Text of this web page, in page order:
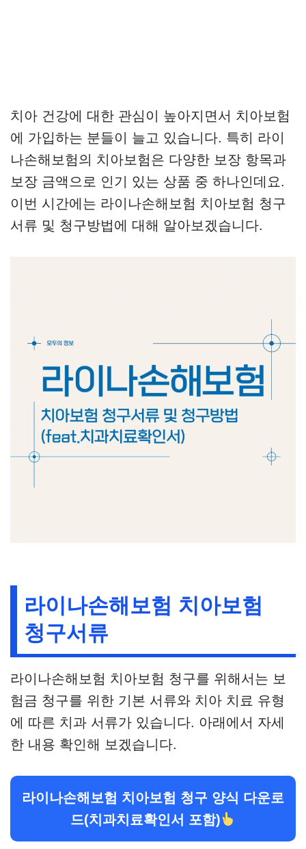
치아 건강에 대한 관심이 높아지면서 치아보험
에 가입하는 분들이 늘고 있습니다. 특히 라이
나손해보험의 치아보험은 다양한 보장 항목과
보장 금액으로 인기 있는 상품 중 하나인데요.
이번 시간에는 라이나손해보험 치아보험 청구
서류 및 청구방법에 대해 알아보겠습니다.
라이나손해보험 치아보험
청구서류
라이나손해보험 치아보험 청구를 위해서는 보
험금 청구를 위한 기본 서류와 치아 치료 유형
에 따른 치과 서류가 있습니다. 아래에서 자세
한 내용 확인해 보겠습니다.
라이나손해보험 치아보험 청구 양식 다운로
드(치과치료확인서 포함)